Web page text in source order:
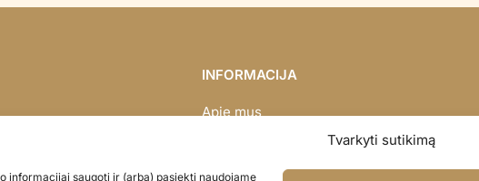
Tvarkyti sutikimą
informacijai saugoti ir (arba) pasiekti naudojame
INFORMACIJA
Apie mus